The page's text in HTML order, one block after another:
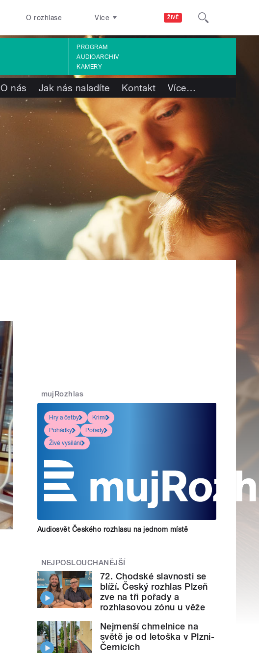
ŽIVĚ
O rozhlase Více
PROGRAM
AUDIOARCHIV
KAMERY
O nás Jak nás naladíte Kontakt Více…
mujRozhlas
Hry a četby
Krimi
Pohádky
Pořady
Živé vysílání
Audiosvět Českého rozhlasu na jednom místě
NEJPOSLOUCHANĚJŠÍ
72. Chodské slavnosti se
blíží. Český rozhlas Plzeň
zve na tři pořady a
rozhlasovou zónu u věže
Nejmenší chmelnice na
světě je od letoška v Plzni-
Černicích